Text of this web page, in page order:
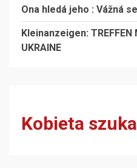
Ona hledá jeho : Vážná
Kleinanzeigen: TREFFEN
UKRAINE
Kobieta